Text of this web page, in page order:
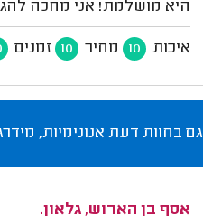
היא מושלמת! אני מחכה
איכות 10 מחיר 10 זמנים
גם בחוות דעת אנונימיות,
אסף בן הארוש, גלאון.